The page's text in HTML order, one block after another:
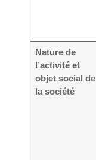
Nature de
l’activité et
objet social de
la société